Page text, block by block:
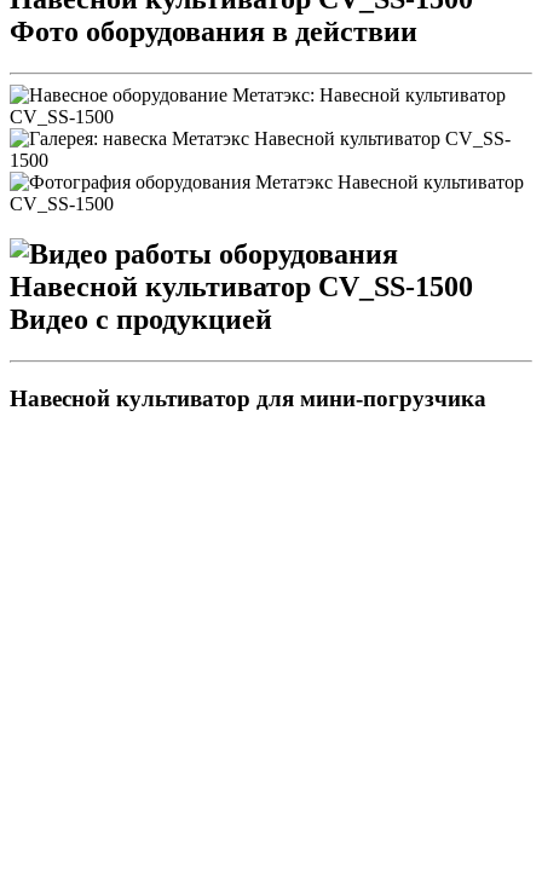
Фото оборудования в действии
Видео с продукцией
Навесной культиватор для мини-погрузчика